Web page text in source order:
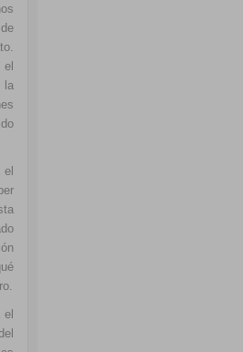
el
el